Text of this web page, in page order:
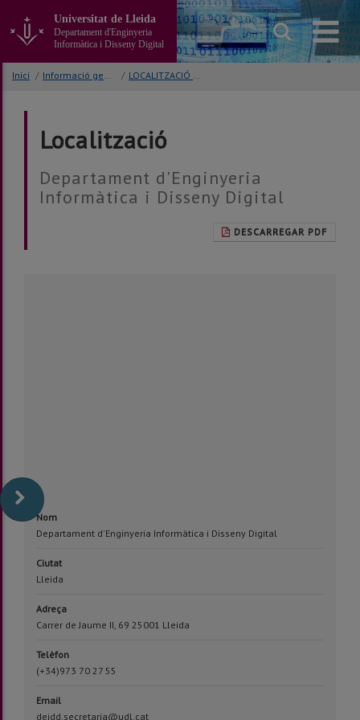
contingut
Universitat de Lleida
Departament d'Enginyeria
Informàtica i Disseny Digital
Inici / Informació general / LOCALITZACIÓ I CONTACTE
Localització
Departament d'Enginyeria
Informàtica i Disseny Digital
DESCARREGAR PDF
Nom
Departament d'Enginyeria Informàtica i Disseny Digital
Ciutat
Lleida
Adreça
Carrer de Jaume II, 69 25001 Lleida
Telèfon
(+34)973 70 27 55
Email
deidd.secretaria@udl.cat